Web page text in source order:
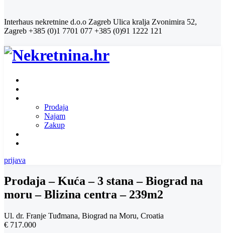
Interhaus nekretnine d.o.o Zagreb Ulica kralja Zvonimira 52,
Zagreb +385 (0)1 7701 077 +385 (0)91 1222 121
Prodaja
Najam
Zakup
prijava
Prodaja – Kuća – 3 stana – Biograd na
moru – Blizina centra – 239m2
Ul. dr. Franje Tuđmana, Biograd na Moru, Croatia
€ 717.000